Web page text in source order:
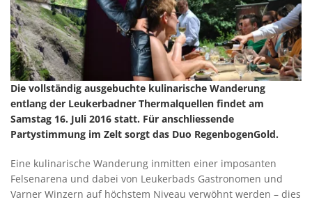
Die vollständig ausgebuchte kulinarische Wanderung
entlang der Leukerbadner Thermalquellen findet am
Samstag 16. Juli 2016 statt. Für anschliessende
Partystimmung im Zelt sorgt das Duo RegenbogenGold.
Eine kulinarische Wanderung inmitten einer imposanten
Felsenarena und dabei von Leukerbads Gastronomen und
Varner Winzern auf höchstem Niveau verwöhnt werden – dies